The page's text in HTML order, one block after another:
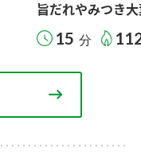
旨だれやみつき
15 分